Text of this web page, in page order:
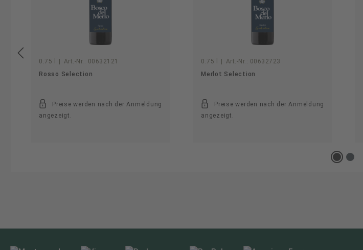
0.75 l Art.-Nr.: 00632121
Rosso Selection
Preise werden nach der Anmeldung
angezeigt.
0.75 l Art.-Nr.: 00632723
Merlot Selection
Preise werden nach der Anmeldung
angezeigt.